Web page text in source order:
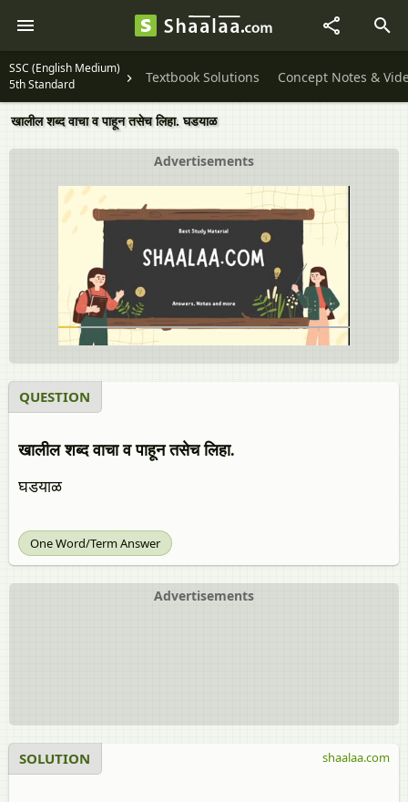
SSC (English Medium)
5th Standard
Textbook Solutions Concept Notes &
खालील शब्द वाचा व पाहून तसेच लिहा. घडयाळ
Advertisements
QUESTION
खालील शब्द वाचा व पाहून तसेच लिहा.
घडयाळ
One Word/Term Answer
Advertisements
SOLUTION shaalaa.com